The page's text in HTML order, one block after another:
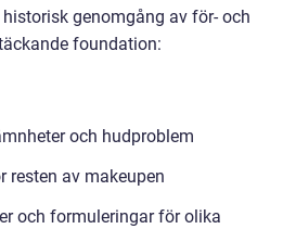
genomgång av för- och
foundation:
och hudproblem
resten av makeupen
och formuleringar för olika